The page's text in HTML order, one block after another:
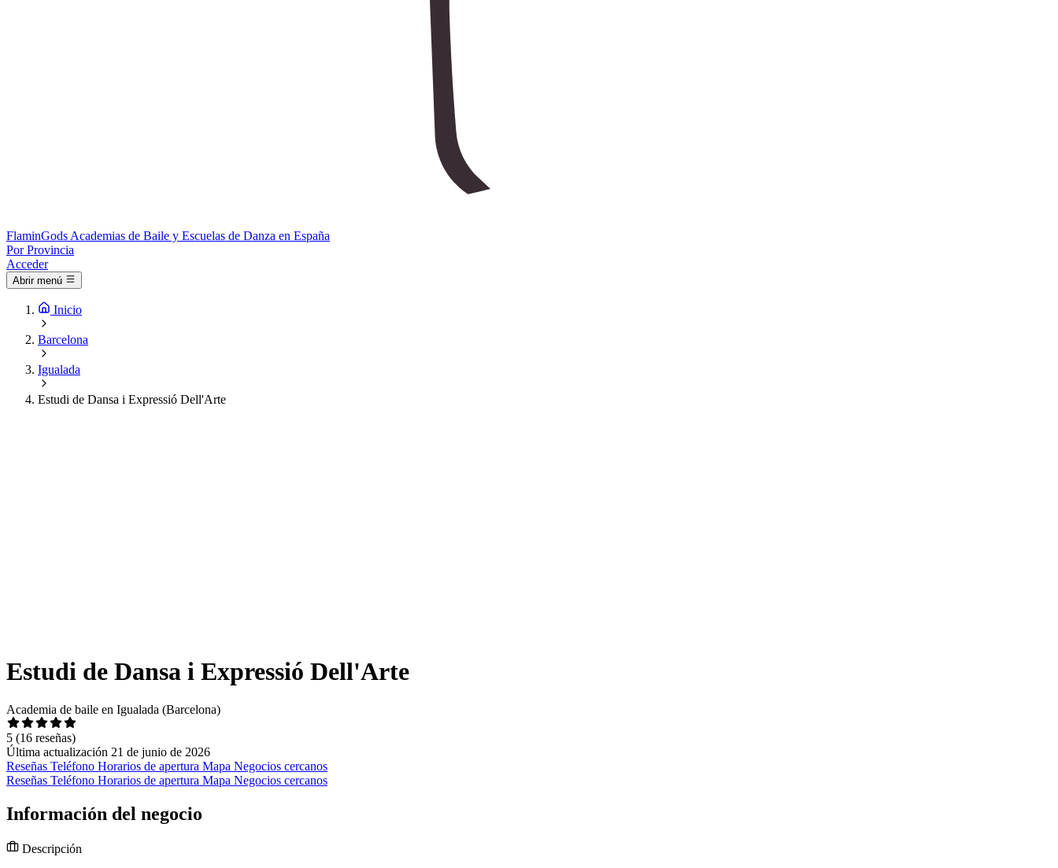
FlaminGods Academias de Baile y Escuelas de Danza en España
Por Provincia
Acceder
Abrir menú
Inicio
Barcelona
Igualada
Estudi de Dansa i Expressió Dell'Arte
Estudi de Dansa i Expressió Dell'Arte
Academia de baile en Igualada (Barcelona)
5 (16 reseñas)
Última actualización 21 de junio de 2026
Reseñas Teléfono Horarios de apertura Mapa Negocios cercanos
Reseñas Teléfono Horarios de apertura Mapa Negocios cercanos
Información del negocio
Descripción